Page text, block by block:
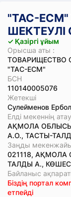
"ТАС-ЕСМ"
ШЕКТЕУЛІ
✓ Қазіргі ұйым
Орысша аты :
ТОВАРИЩЕСТВО
"ТАС-ЕСМ"
БСН
110140005076
Жетекші
Сулейменов
Елді мекеннің
АҚМОЛА
А.О., ТАСТЫ-
Заңды
021118,
ТАЛДЫ А.,
Байланыс
Біздің портал
етпейді